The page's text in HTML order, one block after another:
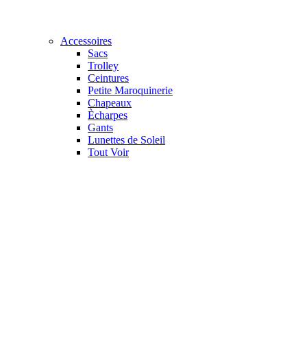
Accessoires
Sacs
Trolley
Ceintures
Petite Maroquinerie
Chapeaux
Ècharpes
Gants
Lunettes de Soleil
Tout Voir